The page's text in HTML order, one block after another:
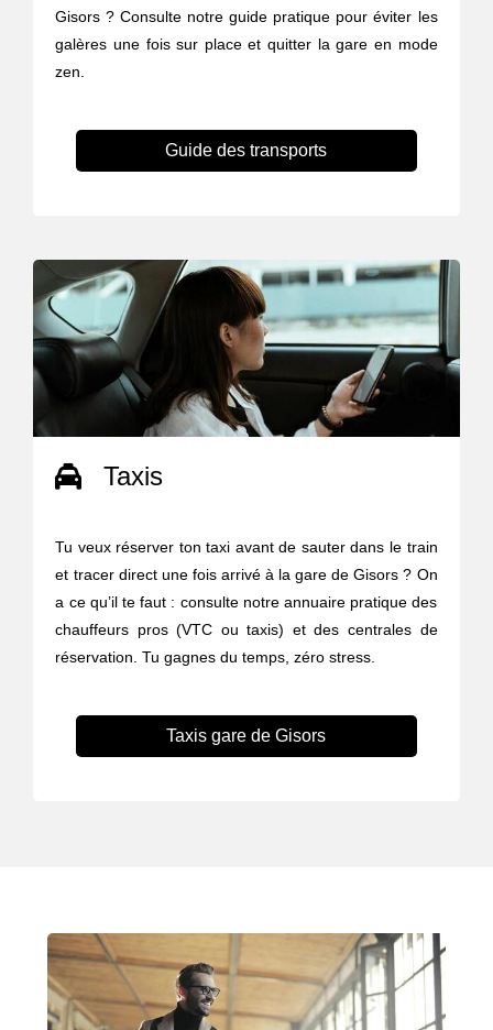
Gisors ? Consulte notre guide pratique pour éviter les
galères une fois sur place et quitter la gare en mode
zen.
Guide des transports
Taxis
Tu veux réserver ton taxi avant de sauter dans le train
et tracer direct une fois arrivé à la gare de Gisors ? On
a ce qu’il te faut : consulte notre annuaire pratique des
chauffeurs pros (VTC ou taxis) et des centrales de
réservation. Tu gagnes du temps, zéro stress.
Taxis gare de Gisors